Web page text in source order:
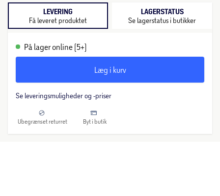
LEVERING
Få leveret produktet
LAGERSTATUS
Se lagerstatus i butikker
På lager online (5+)
Læg i kurv
Se leveringsmuligheder og -priser
Ubegrænset returret Byt i butik